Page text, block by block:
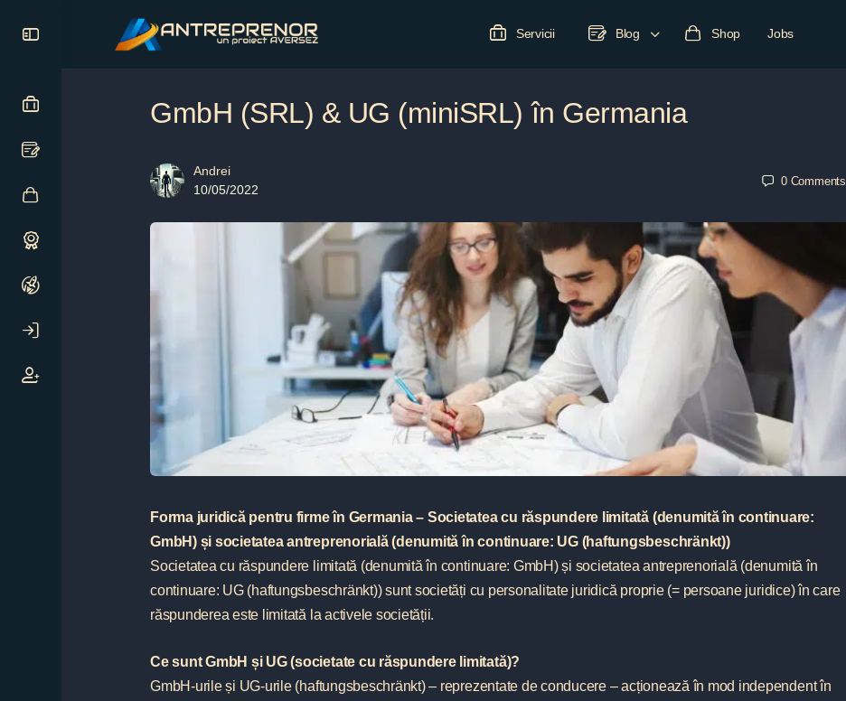
Servicii Blog Shop Jobs
GmbH (SRL) & UG (miniSRL) în Germania
Andrei
10/05/2022
0 Comments
Forma juridică pentru firme în Germania – Societatea cu răspundere limitată (denumită în continuare:
GmbH) și societatea antreprenorială (denumită în continuare: UG (haftungsbeschränkt))
Societatea cu răspundere limitată (denumită în continuare: GmbH) și societatea antreprenorială (denumită în
continuare: UG (haftungsbeschränkt)) sunt societăți cu personalitate juridică proprie (= persoane juridice) în care
răspunderea este limitată la activele societății.
Ce sunt GmbH și UG (societate cu răspundere limitată)?
GmbH-urile și UG-urile (haftungsbeschränkt) – reprezentate de conducere – acționează în mod independent în